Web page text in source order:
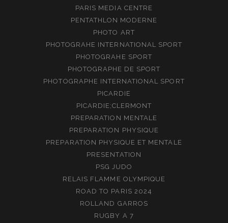
PARIS MEDIA CENTRE
PENTATHLON MODERNE
PHOTO ART
PHOTOGRAHE INTERNATIONAL SPORT
PHOTOGRAHE SPORT
PHOTOGRAPHE DE SPORT
PHOTOGRAPHE INTERNATIONAL SPORT
PICARDIE
PICARDIE;CLERMONT
PREPARATION MENTALE
PREPARATION PHYSIQUE
PREPARATION PHYSIQUE ET MENTALE
PRESENTATION
PSG JUDO
RELAIS FLAMME OLYMPIQUE
ROAD TO PARIS 2024
ROLLAND GARROS
RUGBY A 7